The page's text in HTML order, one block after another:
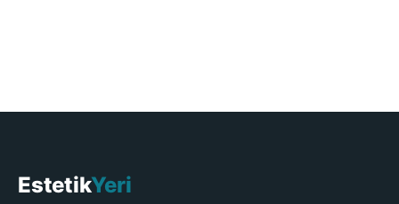
EstetikYeri